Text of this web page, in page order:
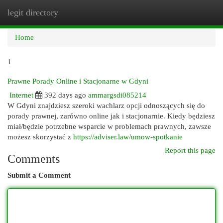
legit directory
Home
1
Prawne Porady Online i Stacjonarne w Gdyni
Internet
392 days ago ammargsdi085214
W Gdyni znajdziesz szeroki wachlarz opcji odnoszących się do
porady prawnej, zarówno online jak i stacjonarnie. Kiedy będziesz
miał/będzie potrzebne wsparcie w problemach prawnych, zawsze
możesz skorzystać z https://adviser.law/umow-spotkanie
Report this page
Comments
Submit a Comment